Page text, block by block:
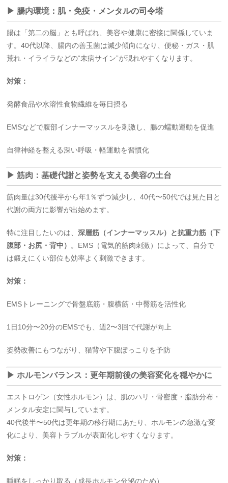
▶ 腸内環境：肌・免疫・メンタルの司令塔
腸は「第二の脳」とも呼ばれ、美容や健康に密接に関係していま
す。40代以降、腸内の善玉菌は減少傾向になり、便秘・ガス・肌
荒れ・イライラなどの“未病サイン”が現れやすくなります。
対策：
発酵食品や水溶性食物繊維を毎日摂る
EMSなどで腹部インナーマッスルを刺激し、腸の蠕動運動を促進
自律神経を整える深い呼吸・軽運動を習慣化
▶ 筋肉：基礎代謝と姿勢を支える美容の土台
筋肉量は30代後半から年1％ずつ減少し、40代〜50代では見た目と
代謝の両方に影響が出始めます。
特に注目したいのは、深層筋（インナーマッスル）と抗重力筋（下
腹部・お尻・背中） 。EMS（電気的筋肉刺激）によって、自分で
は鍛えにくい部位も効率よく刺激できます。
対策：
EMSトレーニングで骨盤底筋・腹横筋・中臀筋を活性化
1日10分〜20分のEMSでも、週2〜3回で代謝が向上
姿勢改善にもつながり、猫背や下腹ぽっこりを予防
▶ ホルモンバランス：更年期前後の美容変化を穏やかに
エストロゲン（女性ホルモン）は、肌のハリ・骨密度・脂肪分布・
メンタル安定に関与しています。
40代後半〜50代は更年期の移行期にあたり、ホルモンの急激な変
化により、美容トラブルが表面化しやすくなります。
対策：
睡眠をしっかり取る（成長ホルモン分泌のため）